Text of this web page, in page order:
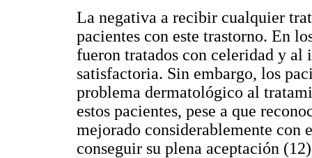
La negativa a recibir cualquier
pacientes con este trastorno. En
fueron tratados con celeridad y
satisfactoria. Sin embargo, los
problema dermatológico al
estos pacientes, pese a que
mejorado considerablemente
conseguir su plena aceptación